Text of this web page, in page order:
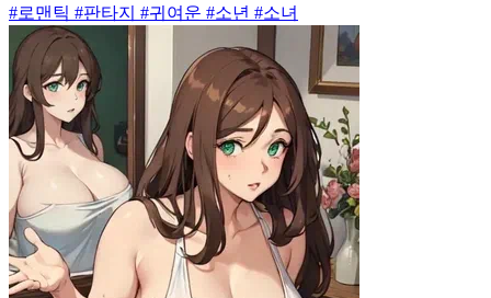
#로맨틱 #판타지 #귀여운 #소년 #소녀